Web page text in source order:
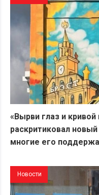
«Вырви глаз и
раскритиковал
многие его
Новости